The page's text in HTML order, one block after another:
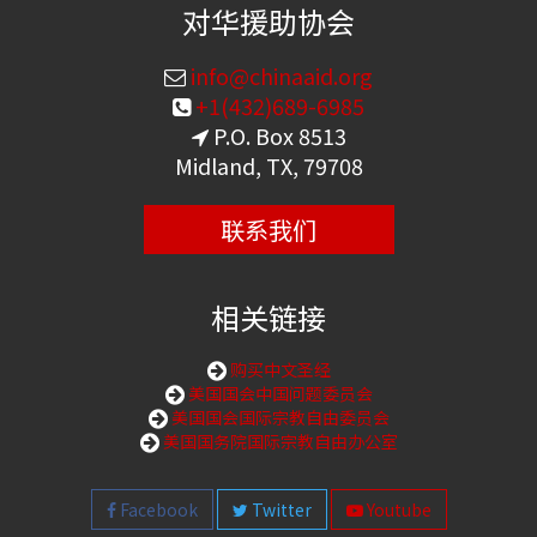
对华援助协会
info@chinaaid.org
+1(432)689-6985
P.O. Box 8513
Midland, TX, 79708
联系我们
相关链接
购买中文圣经
美国国会中国问题委员会
美国国会国际宗教自由委员会
美国国务院国际宗教自由办公室
Facebook Twitter Youtube